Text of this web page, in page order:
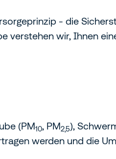
- die
verstehen wir, Ihnen
(PM10, PM2,5),
werden und die